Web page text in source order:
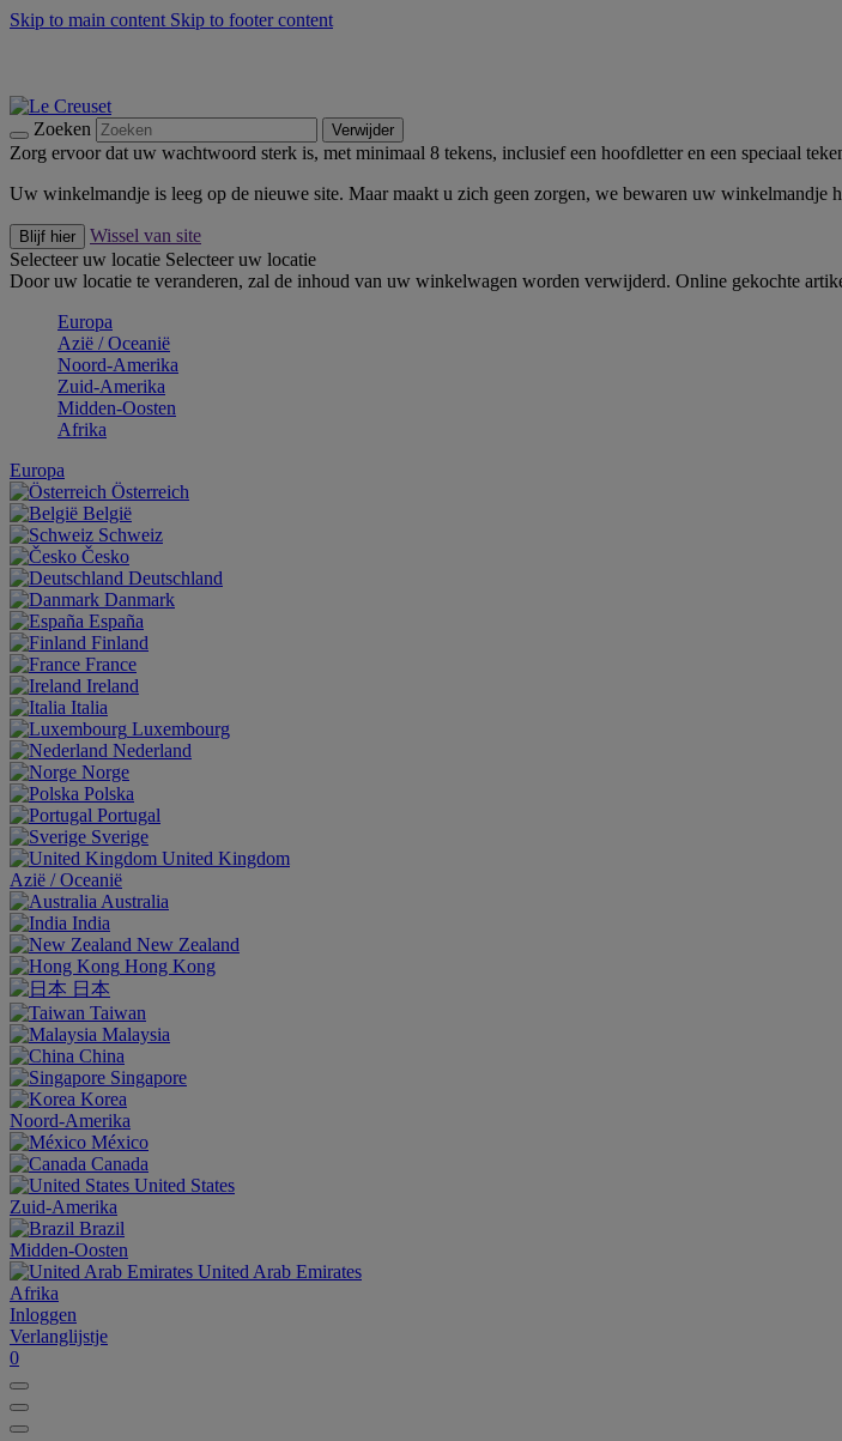
Skip to main content Skip to footer content
Zoeken Verwijder
Zorg ervoor dat uw wachtwoord sterk is, met minimaal 8 tekens, inclusief een hoofdletter en een speciaal
Uw winkelmandje is leeg op de nieuwe site. Maar maakt u zich geen zorgen, we bewaren uw winkelmandje
Blijf hier
Wissel van site
Selecteer uw locatie Selecteer uw locatie
Door uw locatie te veranderen, zal de inhoud van uw winkelwagen worden verwijderd. Online gekochte
Europa
Aziё / Oceaniё
Noord-Amerika
Zuid-Amerika
Midden-Oosten
Afrika
Europa
Österreich
België
Schweiz
Česko
Deutschland
Danmark
España
Finland
France
Ireland
Italia
Luxembourg
Nederland
Norge
Polska
Portugal
Sverige
United Kingdom
Aziё / Oceaniё
Australia
India
New Zealand
Hong Kong
日本
Taiwan
Malaysia
China
Singapore
Korea
Noord-Amerika
México
Canada
United States
Zuid-Amerika
Brazil
Midden-Oosten
United Arab Emirates
Afrika
Inloggen
Verlanglijstje
0